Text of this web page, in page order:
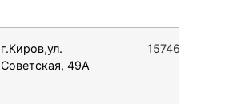
г.Киров,ул.
Советская, 49А
157460725768